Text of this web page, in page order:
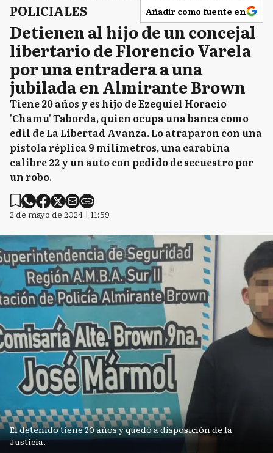
POLICIALES Añadir como fuente en
Detienen al hijo de un concejal
libertario de Florencio Varela
por una entradera a una
jubilada en Almirante Brown
Tiene 20 años y es hijo de Ezequiel Horacio
'Chamu' Taborda, quien ocupa una banca como
edil de La Libertad Avanza. Lo atraparon con una
pistola réplica 9 milímetros, una carabina
calibre 22 y un auto con pedido de secuestro por
un robo.
2 de mayo de 2024 | 11:59
El detenido tiene 20 años y quedó a disposición de la
Justicia.